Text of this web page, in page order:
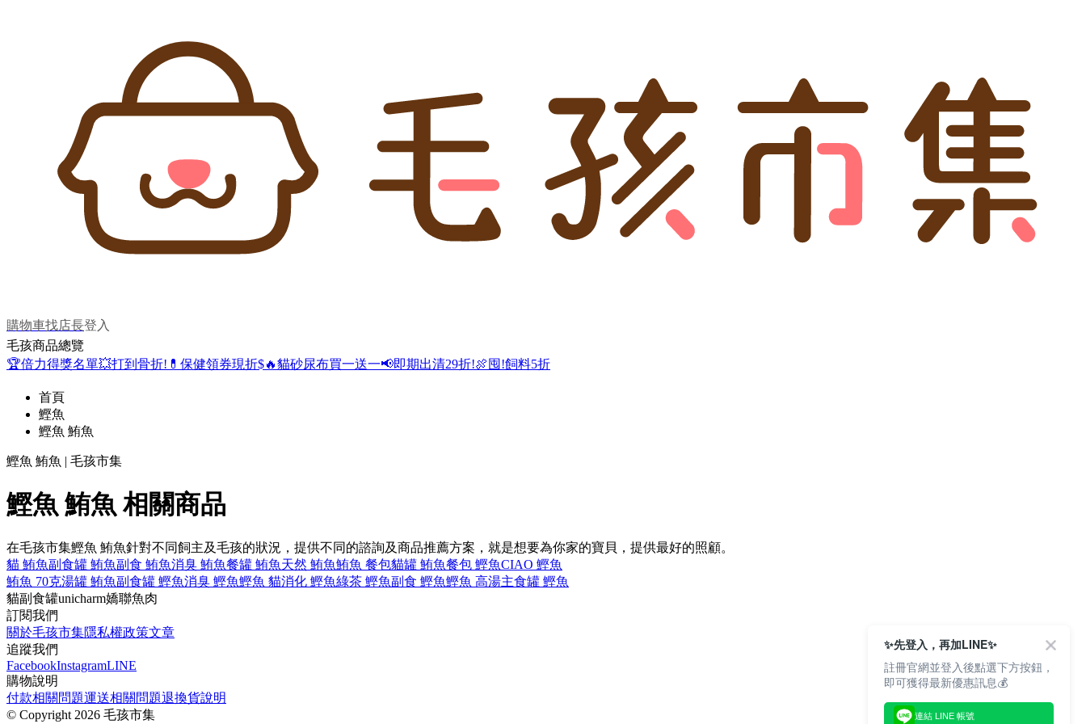
購物車找店長登入
毛孩商品總覽
🏆倍力得獎名單💥打到骨折! 💊保健領券現折$🔥貓砂尿布買一送一📢即期出清29折!🍖囤!飼料5折
首頁
鰹魚
鰹魚 鮪魚
鰹魚 鮪魚 | 毛孩市集
鰹魚 鮪魚 相關商品
在毛孩市集鰹魚 鮪魚針對不同飼主及毛孩的狀況，提供不同的諮詢及商品推薦方案，就是想要為你家的寶貝，提供最好的照顧。
貓 鮪魚副食罐 鮪魚副食 鮪魚消臭 鮪魚餐罐 鮪魚天然 鮪魚鮪魚 餐包貓罐 鮪魚餐包 鰹魚CIAO 鰹魚
鮪魚 70克湯罐 鮪魚副食罐 鰹魚消臭 鰹魚鰹魚 貓消化 鰹魚綠茶 鰹魚副食 鰹魚鰹魚 高湯主食罐 鰹魚
貓副食罐unicharm嬌聯魚肉
訂閱我們
關於毛孩市集隱私權政策文章
追蹤我們
FacebookInstagramLINE
購物說明
付款相關問題運送相關問題退換貨說明
© Copyright 2026 毛孩市集
✨先登入，再加LINE✨
註冊官網並登入後點選下方按鈕，
即可獲得最新優惠訊息💰
連結 LINE 帳號